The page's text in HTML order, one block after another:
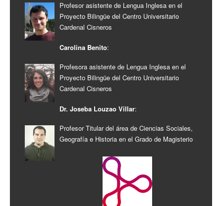
Profesor asistente de Lengua Inglesa en el
Proyecto Bilingüe del Centro Universitario
Cardenal Cisneros
Carolina Benito:
Profesora asistente de Lengua Inglesa en el
Proyecto Bilingüe del Centro Universitario
Cardenal Cisneros
Dr. Joseba Louzao Villar:
Profesor Titular del área de Ciencias Sociales,
Geografía e Historia en el Grado de Magisterio